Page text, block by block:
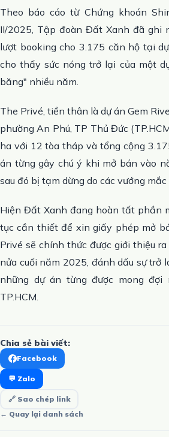
Theo báo cáo từ Chứng khoán
II/2025, Tập đoàn Đất Xanh đã ghi
lượt booking cho 3.175 căn hộ tại
cho thấy sức nóng trở lại của một
băng" nhiều năm.
The Privé, tiền thân là dự án Gem
phường An Phú, TP Thủ Đức
ha với 12 tòa tháp và tổng cộng
án từng gây chú ý khi mở bán vào
sau đó bị tạm dừng do các vướng mắc
Hiện Đất Xanh đang hoàn tất phần
tục cần thiết để xin giấy phép mở
Privé sẽ chính thức được giới thiệu
nửa cuối năm 2025, đánh dấu sự trở
những dự án từng được mong đợi
TP.HCM.
Chia sẻ bài viết:
Facebook
💬 Zalo
🔗 Sao chép link
← Quay lại danh sách